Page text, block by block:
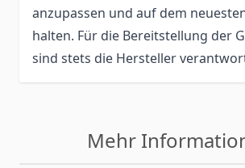
anzupassen und auf dem
halten. Für die Bereitstellung der
sind stets die Hersteller
Mehr